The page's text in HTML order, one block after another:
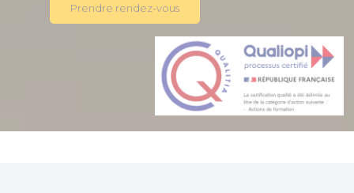
Prendre rendez-vous